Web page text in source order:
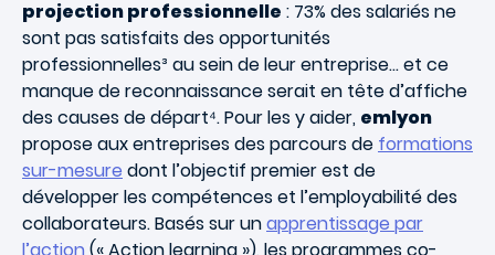
projection professionnelle : 73% des salariés ne
sont pas satisfaits des opportunités
professionnelles³ au sein de leur entreprise… et ce
manque de reconnaissance serait en tête d’affiche
des causes de départ⁴. Pour les y aider, emlyon
propose aux entreprises des parcours de formations
sur-mesure dont l’objectif premier est de
développer les compétences et l’employabilité des
collaborateurs. Basés sur unapprentissage par